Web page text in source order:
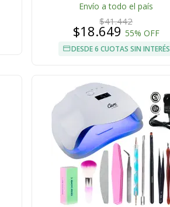
Envío a todo el país
$41.442
$18.649 55% OFF
DESDE 6 CUOTAS SIN INTERÉS